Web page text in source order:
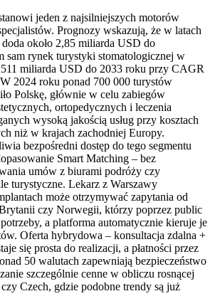
jeden z najsilniejszych motorów
Prognozy wskazują, że w latach
około 2,85 miliarda USD do
sam rynek turystyki stomatologicznej w
miliarda USD do 2033 roku przy CAGR
2024 roku ponad 700 000 turystów
Polskę, głównie w celu zabiegów
ortopedycznych i leczenia
wysoką jakością usług przy kosztach
niż w krajach zachodniej Europy.
bezpośredni dostęp do tego segmentu
Smart Matching – bez
umów z biurami podróży czy
turystyczne. Lekarz z Warszawy
może otrzymywać zapytania od
czy Norwegii, którzy poprzez public
a platforma automatycznie kieruje je
Oferta hybrydowa – konsultacja zdalna +
się prosta do realizacji, a płatności przez
50 walutach zapewniają bezpieczeństwo
szczególnie cenne w obliczu rosnącej
Czech, gdzie podobne trendy są już